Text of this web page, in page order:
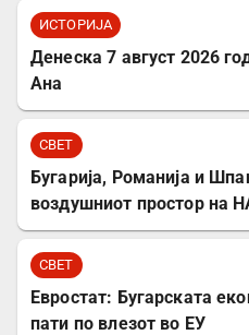
ИСТОРИЈА
Денеска 7 август 2026
Ана
СВЕТ
Бугарија, Романија и
воздушниот простор на
СВЕТ
Евростат: Бугарската
пати по влезот во ЕУ